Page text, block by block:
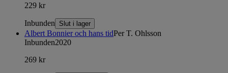
229 kr
Inbunden Slut i lager
Albert Bonnier och hans tidPer T. Ohlsson
Inbunden2020
269 kr